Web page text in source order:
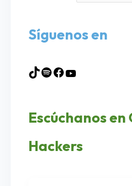
Síguenos en
Escúchanos en
Hackers